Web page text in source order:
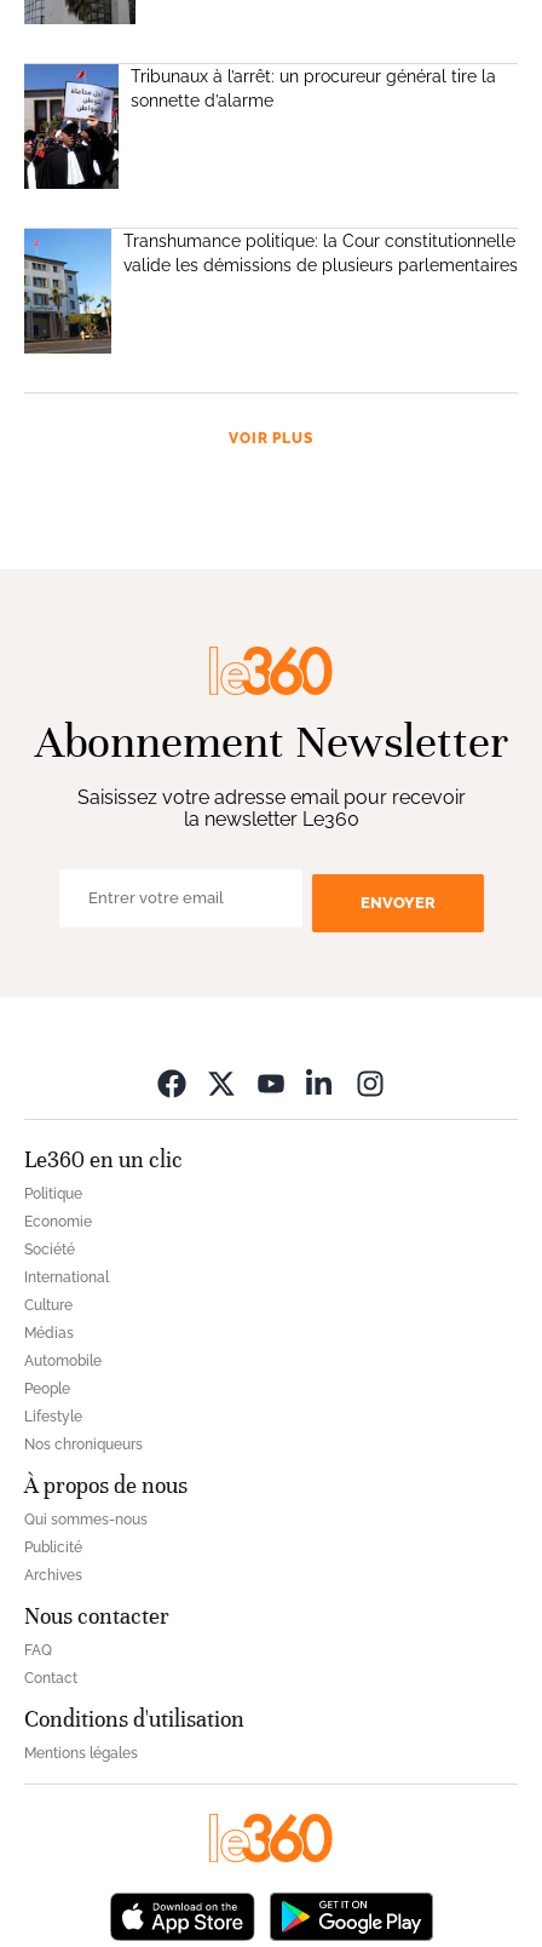
Tribunaux à l’arrêt: un procureur général tire la
sonnette d’alarme
Transhumance politique: la Cour constitutionnelle
valide les démissions de plusieurs parlementaires
VOIR PLUS
Abonnement Newsletter
Saisissez votre adresse email pour recevoir
la newsletter Le360
ENVOYER
Le360 en un clic
Politique
Economie
Société
International
Culture
Médias
Automobile
People
Lifestyle
Nos chroniqueurs
À propos de nous
Qui sommes-nous
Publicité
Archives
Nous contacter
FAQ
Contact
Conditions d'utilisation
Mentions légales